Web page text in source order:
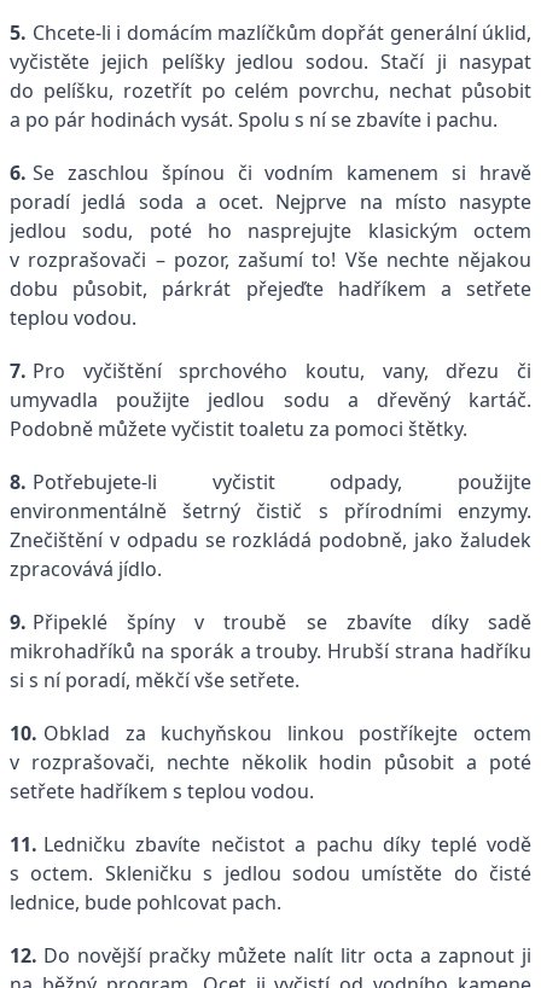
5. Chcete-li i domácím mazlíčkům dopřát generální úklid,
vyčistěte jejich pelíšky jedlou sodou. Stačí ji nasypat
do pelíšku, rozetřít po celém povrchu, nechat působit
a po pár hodinách vysát. Spolu s ní se zbavíte i pachu.
6. Se zaschlou špínou či vodním kamenem si hravě
poradí jedlá soda a ocet. Nejprve na místo nasypte
jedlou sodu, poté ho nasprejujte klasickým octem
v rozprašovači – pozor, zašumí to! Vše nechte nějakou
dobu působit, párkrát přejeďte hadříkem a setřete
teplou vodou.
7. Pro vyčištění sprchového koutu, vany, dřezu či
umyvadla použijte jedlou sodu a dřevěný kartáč.
Podobně můžete vyčistit toaletu za pomoci štětky.
8. Potřebujete-li vyčistit odpady, použijte
environmentálně šetrný čistič s přírodními enzymy.
Znečištění v odpadu se rozkládá podobně, jako žaludek
zpracovává jídlo.
9. Připeklé špíny v troubě se zbavíte díky sadě
mikrohadříků na sporák a trouby. Hrubší strana hadříku
si s ní poradí, měkčí vše setřete.
10. Obklad za kuchyňskou linkou postříkejte octem
v rozprašovači, nechte několik hodin působit a poté
setřete hadříkem s teplou vodou.
11. Ledničku zbavíte nečistot a pachu díky teplé vodě
s octem. Skleničku s jedlou sodou umístěte do čisté
lednice, bude pohlcovat pach.
12. Do novější pračky můžete nalít litr octa a zapnout ji